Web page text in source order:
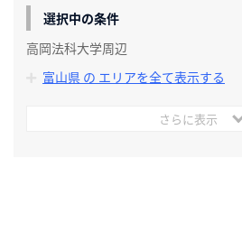
選択中の条件
高岡法科大学周辺
富山県 の エリアを全て表示する
さらに表示